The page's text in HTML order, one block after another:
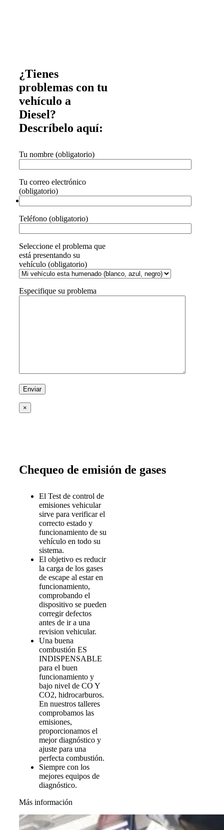
¿Tienes
problemas con tu
vehículo a
Diesel?
Descríbelo aquí:
Tu nombre (obligatorio)
Tu correo electrónico
(obligatorio)
Teléfono (obligatorio)
Seleccione el problema que
está presentando su
vehículo (obligatorio)
Especifique su problema
×
Chequeo de emisión de gases
El Test de control de
emisiones vehicular
sirve para verificar el
correcto estado y
funcionamiento de su
vehículo en todo su
sistema.
El objetivo es reducir
la carga de los gases
de escape al estar en
funcionamiento,
comprobando el
dispositivo se pueden
corregir defectos
antes de ir a una
revision vehicular.
Una buena
combustión ES
INDISPENSABLE
para el buen
funcionamiento y
bajo nivel de CO Y
CO2, hidrocarburos.
En nuestros talleres
comprobamos las
emisiones,
proporcionamos el
mejor diagnóstico y
ajuste para una
perfecta combustión.
Siempre con los
mejores equipos de
diagnóstico.
Más información